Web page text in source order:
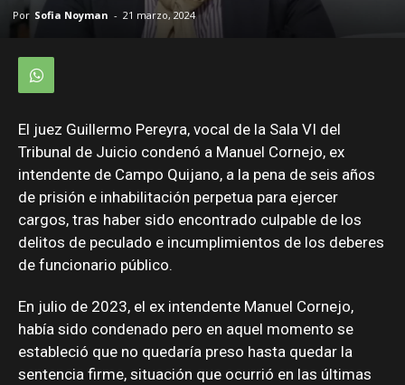
Por Sofia Noyman - 21 marzo, 2024
El juez Guillermo Pereyra, vocal de la Sala VI del
Tribunal de Juicio condenó a Manuel Cornejo, ex
intendente de Campo Quijano, a la pena de seis años
de prisión e inhabilitación perpetua para ejercer
cargos, tras haber sido encontrado culpable de los
delitos de peculado e incumplimientos de los deberes
de funcionario público.
En julio de 2023, el ex intendente Manuel Cornejo,
había sido condenado pero en aquel momento se
estableció que no quedaría preso hasta quedar la
sentencia firme, situación que ocurrió en las últimas